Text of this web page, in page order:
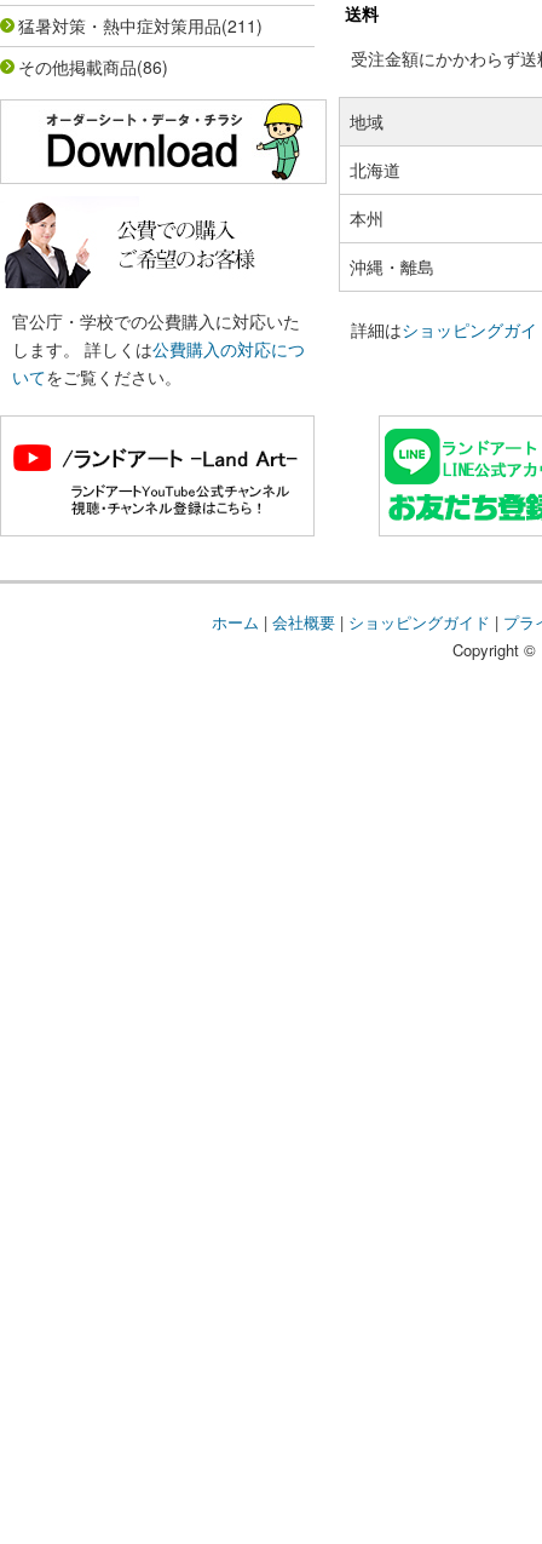
猛暑対策・熱中症対策用品(211)
その他掲載商品(86)
官公庁・学校での公費購入に対応いた
します。 詳しくは公費購入の対応につ
いてをご覧ください。
送料
受注金額にかかわらず
地域
北海道
本州
沖縄・離島
詳細はショッピングガイ
ホーム | 会社概要| ショッピングガイド | プラ
Copyright ©